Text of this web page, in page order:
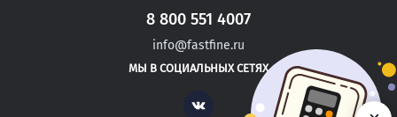
САНКТ-ПЕТЕРБУРГ
УРЮПИНСК
САФОНОВО
8 800 551 4007
info@fastfine.ru
МЫ В СОЦИАЛЬНЫХ СЕТЯХ
Vk